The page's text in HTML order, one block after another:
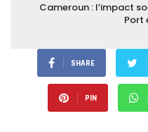
Cameroun : l’impact
Port
SHARE
PIN